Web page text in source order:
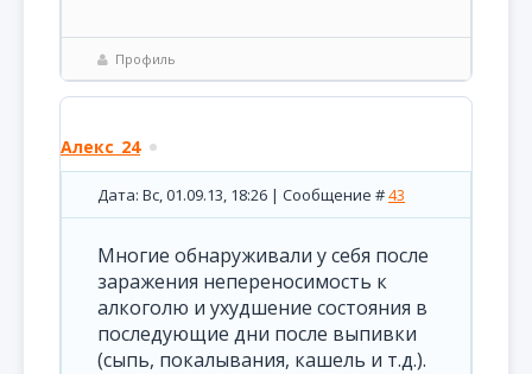
Профиль
Алекс_24
Дата: Вс, 01.09.13, 18:26 | Сообщение #43
Многие обнаруживали у себя после
заражения непереносимость к
алкоголю и ухудшение состояния в
последующие дни после выпивки
(сыпь, покалывания, кашель и т.д.).